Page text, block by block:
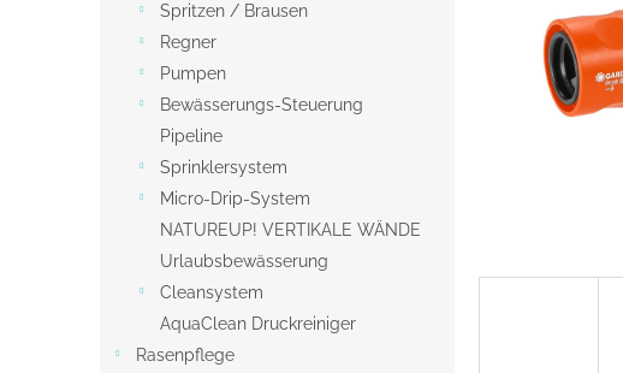
Spritzen / Brausen
Regner
Pumpen
Bewässerungs-Steuerung
Pipeline
Sprinklersystem
Micro-Drip-System
NATUREUP! VERTIKALE WÄNDE
Urlaubsbewässerung
Cleansystem
AquaClean Druckreiniger
Rasenpflege